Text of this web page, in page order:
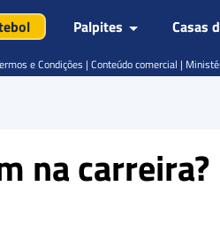
Palpites Casas
na carreira?
e Condições | Conteúdo comercial |